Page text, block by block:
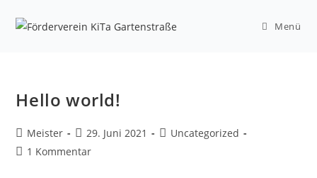
Inhalt
Menü
Hello world!
Beitrags-
Autor:
Meister
Beitrag
veröffentlicht:
29. Juni 2021
Beitrags-
Uncategorized
Beitrags-
1 Kommentar